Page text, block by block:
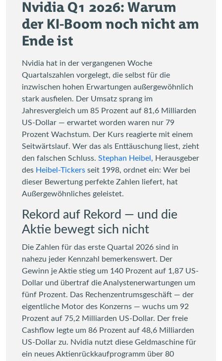
Nvidia Q1 2026: Warum
der KI-Boom noch nicht am
Ende ist
Nvidia hat in der vergangenen Woche
Quartalszahlen vorgelegt, die selbst für die
inzwischen hohen Erwartungen außergewöhnlich
stark ausfielen. Der Umsatz sprang im
Jahresvergleich um 85 Prozent auf 81,6 Milliarden
US-Dollar — erwartet worden waren nur 79
Prozent Wachstum. Der Kurs reagierte mit einem
Seitwärtslauf. Wer das als Enttäuschung liest, zieht
den falschen Schluss. Stephan Heibel , Herausgeber
des Heibel-Tickers seit 1998, ordnet ein: Wer bei
dieser Bewertung perfekte Zahlen liefert, hat
Außergewöhnliches geleistet.
Rekord auf Rekord — und die
Aktie bewegt sich nicht
Die Zahlen für das erste Quartal 2026 sind in
nahezu jeder Kennzahl bemerkenswert. Der
Gewinn je Aktie stieg um 140 Prozent auf 1,87 US-
Dollar und übertraf die Analystenerwartungen um
fünf Prozent. Das Rechenzentrumsgeschäft — der
eigentliche Motor des Konzerns — wuchs um 92
Prozent auf 75,2 Milliarden US-Dollar. Der freie
Cashflow legte um 86 Prozent auf 48,6 Milliarden
US-Dollar zu. Nvidia nutzt diese Geldmaschine für
ein neues Aktienrückkaufprogramm über 80